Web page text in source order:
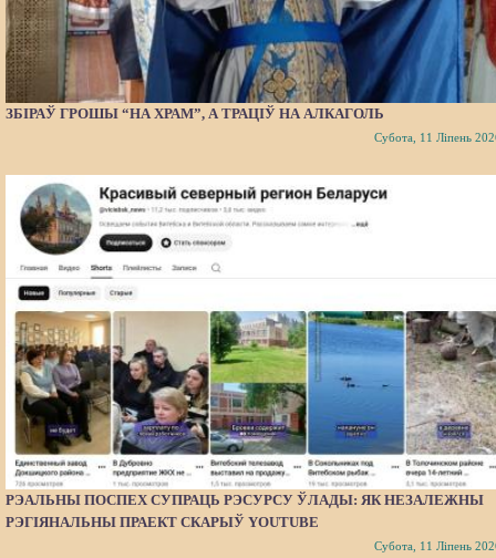
ЗБІРАЎ ГРОШЫ “НА ХРАМ”, А ТРАЦІЎ НА АЛКАГОЛЬ
Субота, 11 Ліпень
РЭАЛЬНЫ ПОСПЕХ СУПРАЦЬ РЭСУРСУ ЎЛАДЫ: ЯК НЕЗАЛЕЖНЫ
РЭГІЯНАЛЬНЫ ПРАЕКТ СКАРЫЎ YOUTUBE
Субота, 11 Ліпень